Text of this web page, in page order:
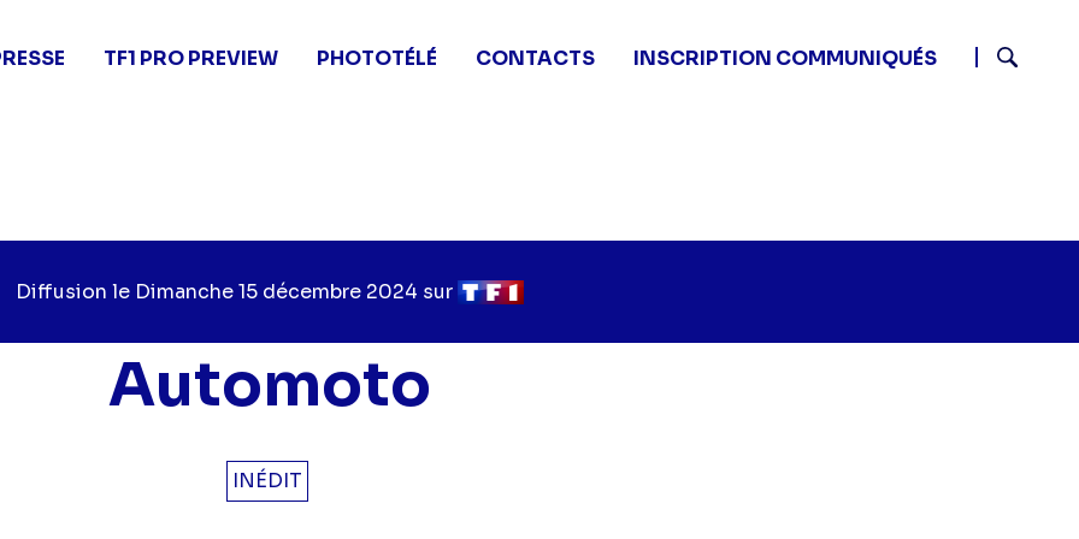
TF1 PRO PREVIEW PHOTOTÉLÉ CONTACTS
INSCRIPTION COMMUNIQUÉS
Diffusion le Jour
diffusion
Dimanche 15 décembre 2024 surChaîne
diffusion
Automoto
INÉDIT